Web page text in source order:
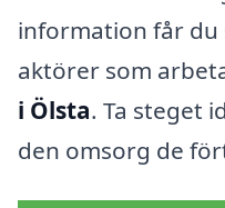
information får du
aktörer som
i Ölsta. Ta steget
den omsorg de